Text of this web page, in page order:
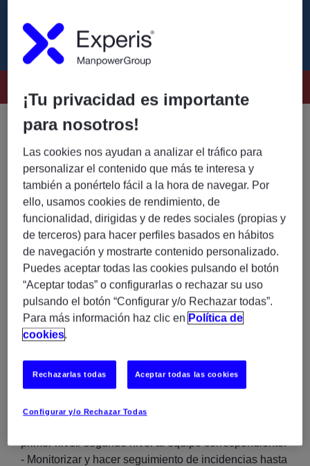
Experis precisa un/a Service Desk Agent con
proporcionar soluciones a problemas tecnológicos
reportados por empleados.
La persona será el primer punto de contacto,
garantizando un servicio al cliente de alta calidad, una
gestión eficiente de incidencias y su correcta
escalación cuando sea necesario.
Funciones y responsabilidades:
- Actuar como primer punto de contacto del Service
Desk, gestionando llamadas y correos entrantes (ITSM
ServiceNow)
- Registrar y actualizar incidencias en el sistema,
asegurando la correcta recopilación de la información.
- Diagnosticar y resolver incidencias aplicando
protocolos estándar dentro de los acuerdos de nivel de
servicio (SLA).
primer nivel/ segundo nivel al equipo correspondiente.
- Monitorizar y hacer seguimiento de incidencias hasta
¡Tu privacidad es importante
para nosotros!
Las cookies nos ayudan a analizar el tráfico para
personalizar el contenido que más te interesa y
también a ponértelo fácil a la hora de navegar. Por
ello, usamos cookies de rendimiento, de
funcionalidad, dirigidas y de redes sociales (propias y
de terceros) para hacer perfiles basados en hábitos
de navegación y mostrarte contenido personalizado.
Puedes aceptar todas las cookies pulsando el botón
“Aceptar todas” o configurarlas o rechazar su uso
pulsando el botón “Configurar y/o Rechazar todas”.
Para más información haz clic en Política de
cookies.
Configurar y/o Rechazar Todas
Rechazarlas todas Aceptar todas las cookies